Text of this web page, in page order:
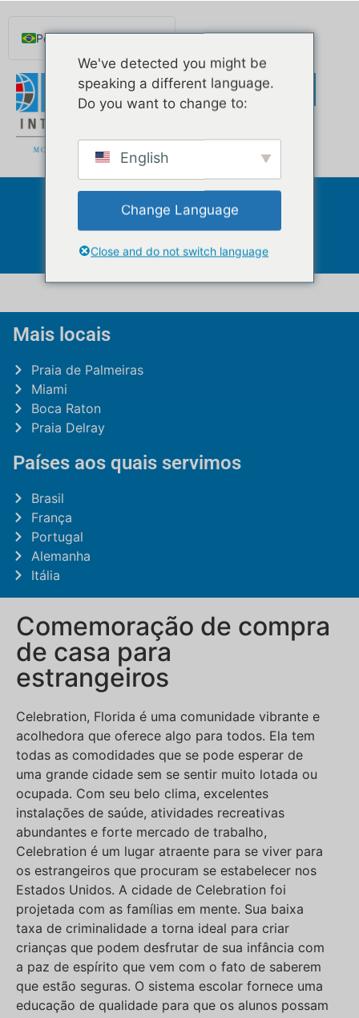
Português do Brasil
Español de México
Русский
Deutsch
Norsk nynorsk
Nederlands (België)
Celebração
Mais locais
Praia de Palmeiras
Miami
Boca Raton
Praia Delray
Países aos quais servimos
Brasil
França
Portugal
Alemanha
Itália
Comemoração de compra
de casa para
estrangeiros
Celebration, Florida é uma comunidade vibrante e
acolhedora que oferece algo para todos. Ela tem
todas as comodidades que se pode esperar de
uma grande cidade sem se sentir muito lotada ou
ocupada. Com seu belo clima, excelentes
instalações de saúde, atividades recreativas
abundantes e forte mercado de trabalho,
Celebration é um lugar atraente para se viver para
os estrangeiros que procuram se estabelecer nos
Estados Unidos. A cidade de Celebration foi
projetada com as famílias em mente. Sua baixa
taxa de criminalidade a torna ideal para criar
crianças que podem desfrutar de sua infância com
a paz de espírito que vem com o fato de saberem
que estão seguras. O sistema escolar fornece uma
educação de qualidade para que os alunos possam
We've detected you might be
speaking a different language.
Do you want to change to:
English
Change Language
Close and do not switch language